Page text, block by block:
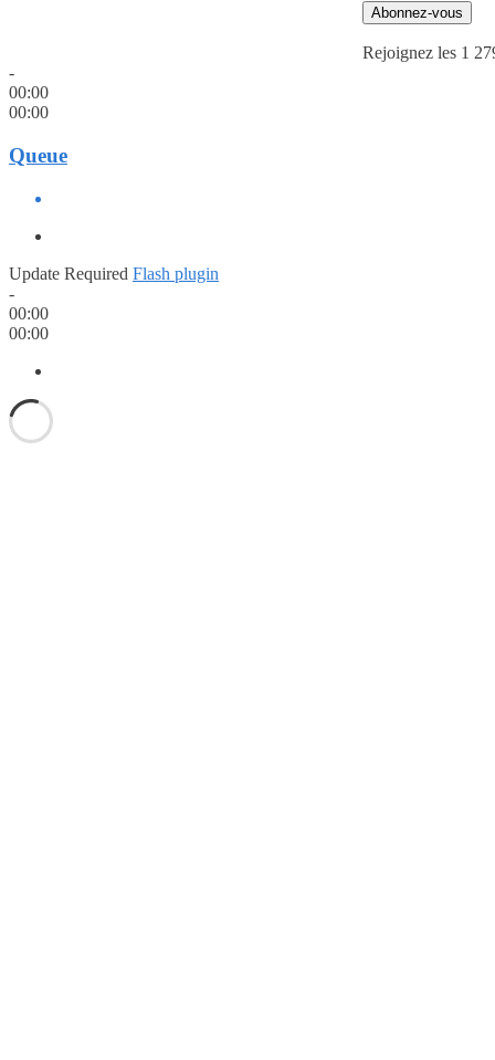
Abonnez-vous
Rejoignez les 1
-
00:00
00:00
Queue
Update Required Flash plugin
-
00:00
00:00